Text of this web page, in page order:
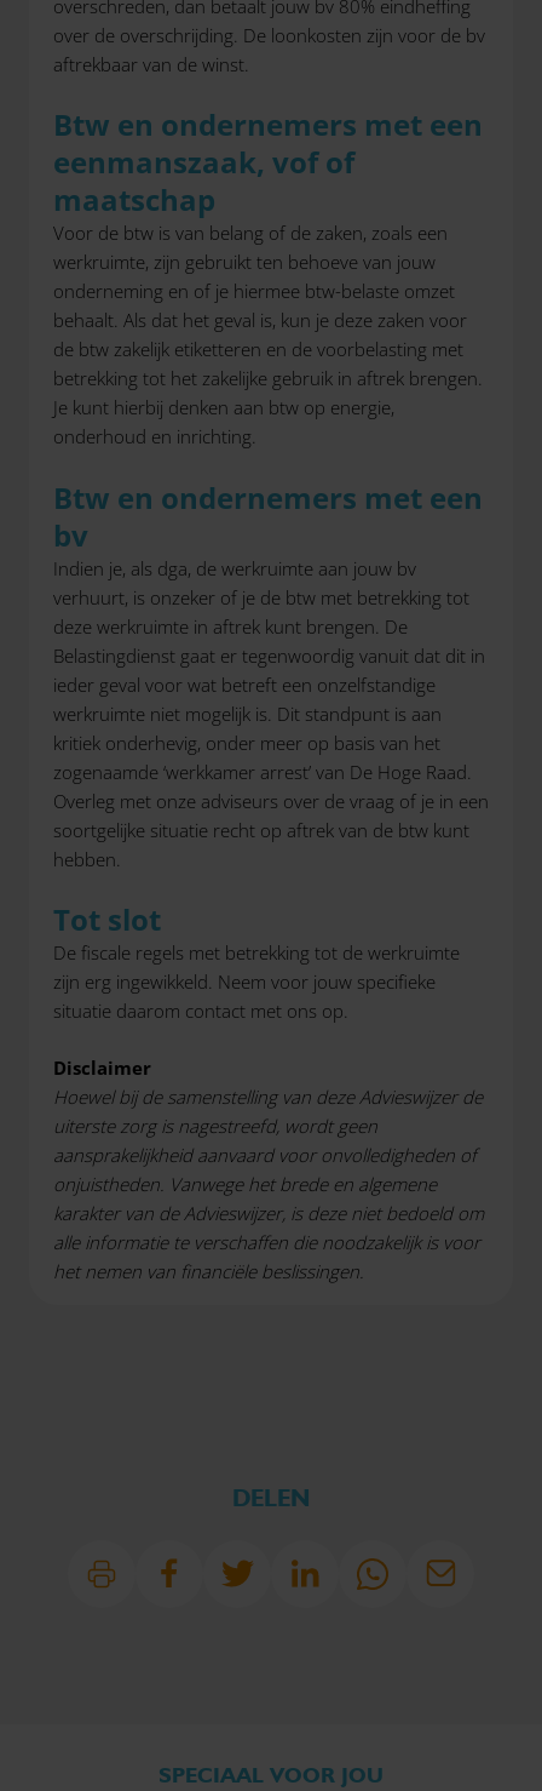
overschreden, dan betaalt jouw bv 80% eindheffing
over de overschrijding. De loonkosten zijn voor de bv
aftrekbaar van de winst.
Btw en ondernemers met een
eenmanszaak, vof of
maatschap
Voor de btw is van belang of de zaken, zoals een
werkruimte, zijn gebruikt ten behoeve van jouw
onderneming en of je hiermee btw-belaste omzet
behaalt. Als dat het geval is, kun je deze zaken voor
de btw zakelijk etiketteren en de voorbelasting met
betrekking tot het zakelijke gebruik in aftrek brengen.
Je kunt hierbij denken aan btw op energie,
onderhoud en inrichting.
Btw en ondernemers met een
bv
Indien je, als dga, de werkruimte aan jouw bv
verhuurt, is onzeker of je de btw met betrekking tot
deze werkruimte in aftrek kunt brengen. De
Belastingdienst gaat er tegenwoordig vanuit dat dit in
ieder geval voor wat betreft een onzelfstandige
werkruimte niet mogelijk is. Dit standpunt is aan
kritiek onderhevig, onder meer op basis van het
zogenaamde ‘werkkamer arrest’ van De Hoge Raad.
Overleg met onze adviseurs over de vraag of je in een
soortgelijke situatie recht op aftrek van de btw kunt
hebben.
Tot slot
De fiscale regels met betrekking tot de werkruimte
zijn erg ingewikkeld. Neem voor jouw specifieke
situatie daarom contact met ons op.
Disclaimer
Hoewel bij de samenstelling van deze Advieswijzer de
uiterste zorg is nagestreefd, wordt geen
aansprakelijkheid aanvaard voor onvolledigheden of
onjuistheden. Vanwege het brede en algemene
karakter van de Advieswijzer, is deze niet bedoeld om
alle informatie te verschaffen die noodzakelijk is voor
het nemen van financiële beslissingen.
DELEN
SPECIAAL VOOR JOU